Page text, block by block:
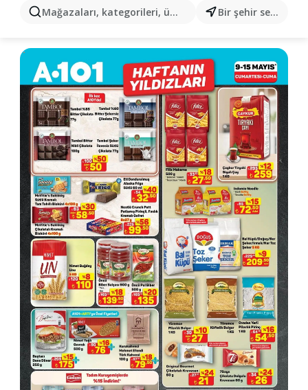
Mağazaları, kategorileri, ürünleri arayın... Bir şehir seçin